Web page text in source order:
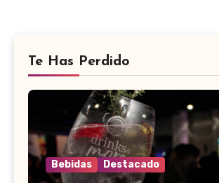
Te Has Perdido
Bebidas Destacado